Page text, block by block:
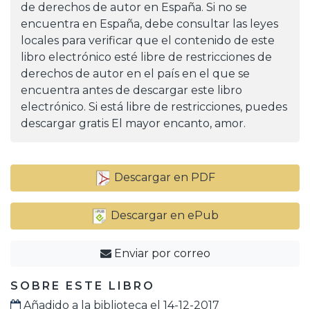
de derechos de autor en España. Si no se
encuentra en España, debe consultar las leyes
locales para verificar que el contenido de este
libro electrónico esté libre de restricciones de
derechos de autor en el país en el que se
encuentra antes de descargar este libro
electrónico. Si está libre de restricciones, puedes
descargar gratis El mayor encanto, amor.
Descargar en PDF
Descargar en ePub
Enviar por correo
SOBRE ESTE LIBRO
Añadido a la biblioteca el 14-12-2017